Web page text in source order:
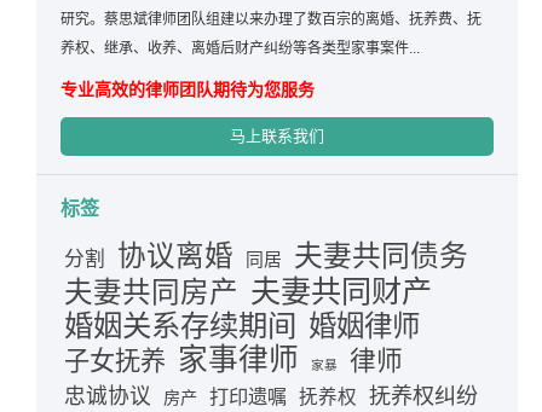
研究。蔡思斌律师团队组建以来办理了数百宗的离婚、抚养费、抚
养权、继承、收养、离婚后财产纠纷等各类型家事案件...
专业高效的律师团队期待为您服务
马上联系我们
标签
分割 协议离婚 同居 夫妻共同债务
夫妻共同房产 夫妻共同财产
婚姻关系存续期间 婚姻律师
子女抚养 家事律师 家暴 律师
忠诚协议 房产 打印遗嘱 抚养权 抚养权纠纷